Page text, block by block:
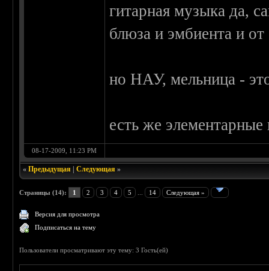
гитарная музыка да,
блюза и эмбиента и
но НАУ, мельница -
есть же
08-17-2009, 11:23 PM
«Предыдущая |Следующая »
Страницы (14): 1 2 3 4 5 14 Следующая »
Версия для просмотра
Подписаться на тему
Пользователи просматривают эту тему: 3 Гость(ей)